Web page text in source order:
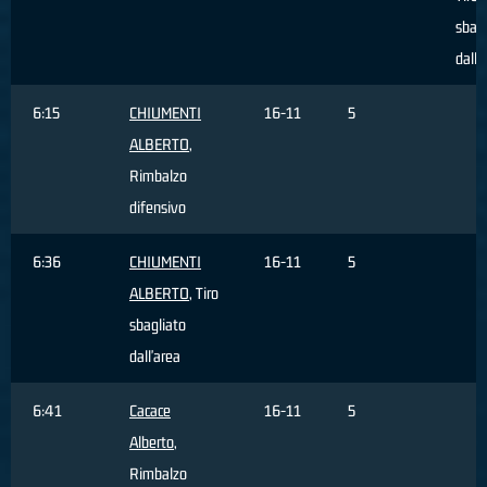
6:15
CHIUMENTI
ALBERTO,
Rimbalzo
difensivo
16-11 5
6:36
CHIUMENTI
ALBERTO, Tiro
sbagliato
dall'area
16-11 5
6:41
Cacace
Alberto,
Rimbalzo
16-11 5